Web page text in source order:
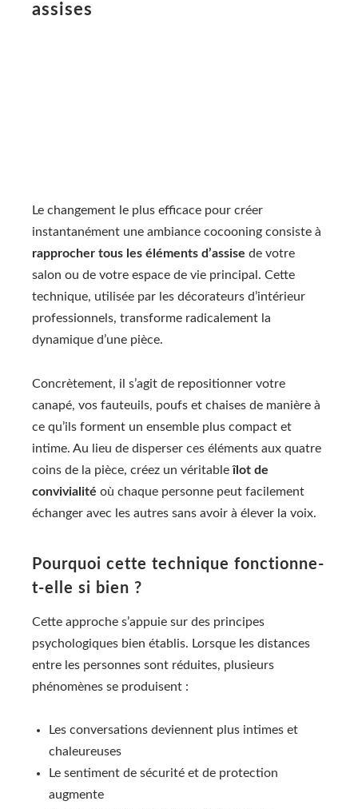
assises
Le changement le plus efficace pour créer
instantanément une ambiance cocooning consiste à
rapprocher tous les éléments d’assise de votre
salon ou de votre espace de vie principal. Cette
technique, utilisée par les décorateurs d’intérieur
professionnels, transforme radicalement la
dynamique d’une pièce.
Concrètement, il s’agit de repositionner votre
canapé, vos fauteuils, poufs et chaises de manière à
ce qu’ils forment un ensemble plus compact et
intime. Au lieu de disperser ces éléments aux quatre
coins de la pièce, créez un véritableîlot de
convivialité où chaque personne peut facilement
échanger avec les autres sans avoir à élever la voix.
Pourquoi cette technique fonctionne-
t-elle si bien ?
Cette approche s’appuie sur des principes
psychologiques bien établis. Lorsque les distances
entre les personnes sont réduites, plusieurs
phénomènes se produisent :
Les conversations deviennent plus intimes et
chaleureuses
Le sentiment de sécurité et de protection
augmente